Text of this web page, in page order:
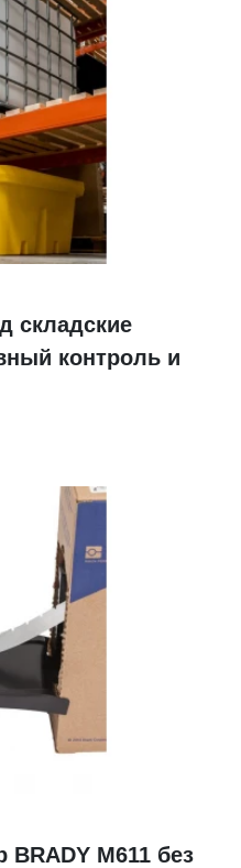
складские
контроль и
M611 без